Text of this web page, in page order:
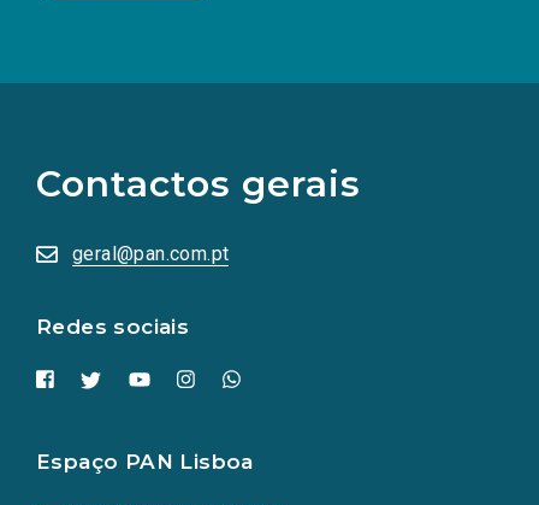
Contactos gerais
geral@pan.com.pt
Redes sociais
redes
sociais
numa
nova
Espaço PAN Lisboa